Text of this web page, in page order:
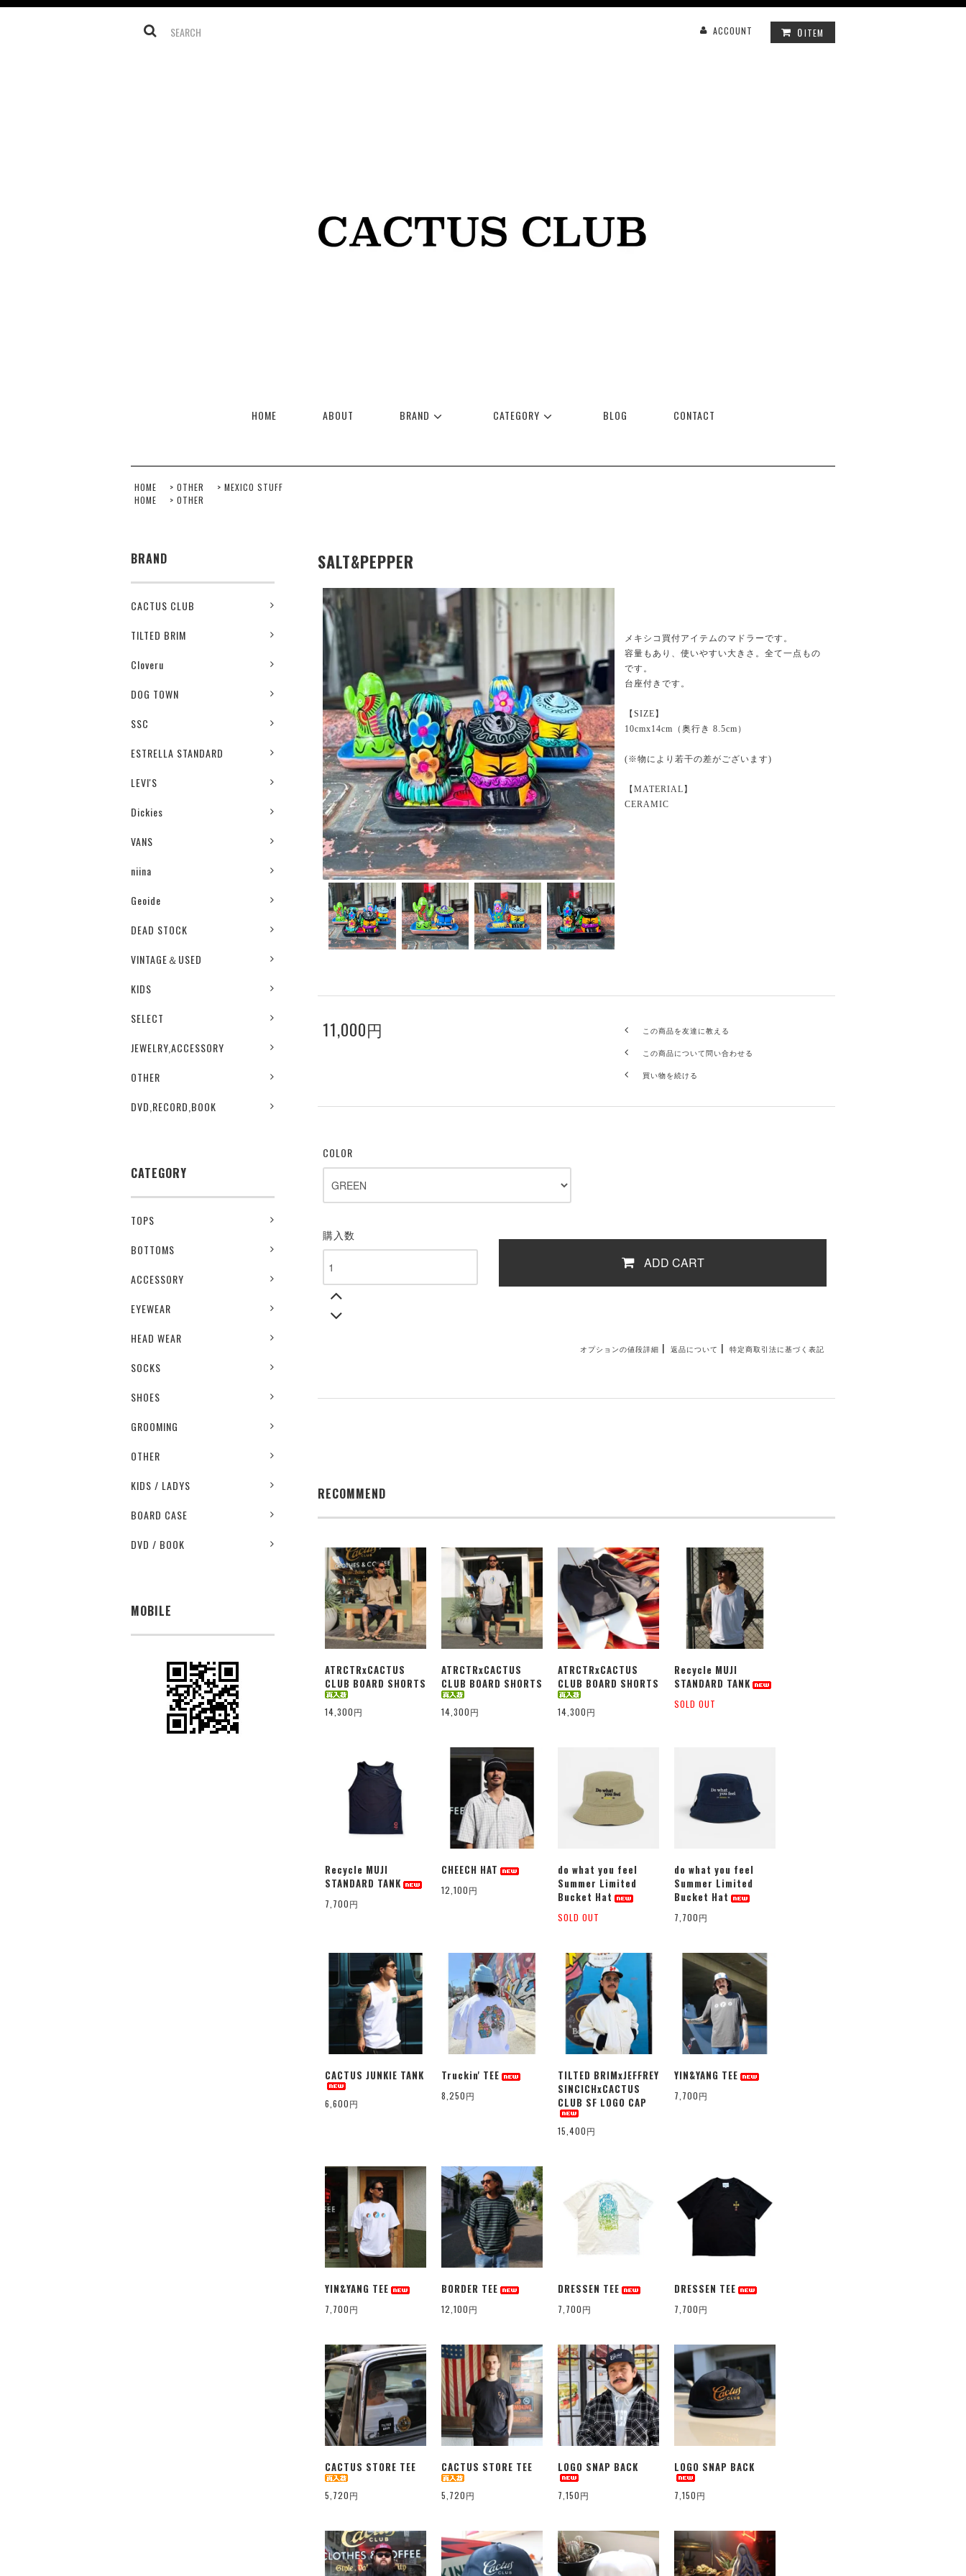
ACCOUNT 0ITEM
HOME ABOUT BRAND CATEGORY BLOG CONTACT
HOME > OTHER > MEXICO STUFF
HOME
> OTHER
BRAND
CACTUS CLUB
TILTED BRIM
Cloveru
DOG TOWN
SSC
ESTRELLA STANDARD
LEVI'S
Dickies
VANS
niina
Geoide
DEAD STOCK
VINTAGE＆USED
KIDS
SELECT
JEWELRY,ACCESSORY
OTHER
DVD,RECORD,BOOK
CATEGORY
TOPS
BOTTOMS
ACCESSORY
EYEWEAR
HEAD WEAR
SOCKS
SHOES
GROOMING
OTHER
KIDS / LADYS
BOARD CASE
DVD / BOOK
MOBILE
SALT&PEPPER
メキシコ買付アイテムのマドラーです。
容量もあり、使いやすい大きさ。全て一点もの
です。
台座付きです。
【SIZE】
10cmx14cm（奥行き 8.5cm）
(※物により若干の差がございます)
【MATERIAL】
CERAMIC
11,000円 この商品を友達に教える
この商品について問い合わせる
買い物を続ける
COLOR
購入数
ADD CART
オプションの値段詳細 | 返品について | 特定商取引法に基づく表記
RECOMMEND
ATRCTRxCACTUS
CLUB BOARD SHORTS
14,300円
ATRCTRxCACTUS
CLUB BOARD SHORTS
14,300円
ATRCTRxCACTUS
CLUB BOARD SHORTS
14,300円
Recycle MUJI
STANDARD TANK
SOLD OUT
Recycle MUJI
STANDARD TANK
7,700円
CHEECH HAT
12,100円
do what you feel
Summer Limited
Bucket Hat
SOLD OUT
do what you feel
Summer Limited
Bucket Hat
7,700円
CACTUS JUNKIE TANK
6,600円
Truckin' TEE
8,250円
TILTED BRIMxJEFFREY
SINCICHxCACTUS
CLUB SF LOGO CAP
15,400円
YIN&YANG TEE
7,700円
YIN&YANG TEE
7,700円
BORDER TEE
12,100円
DRESSEN TEE
7,700円
DRESSEN TEE
7,700円
CACTUS STORE TEE
5,720円
CACTUS STORE TEE
5,720円
LOGO SNAP BACK
7,150円
LOGO SNAP BACK
7,150円